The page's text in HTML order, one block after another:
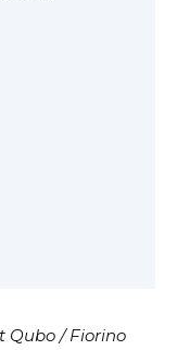
Qubo / Fiorino